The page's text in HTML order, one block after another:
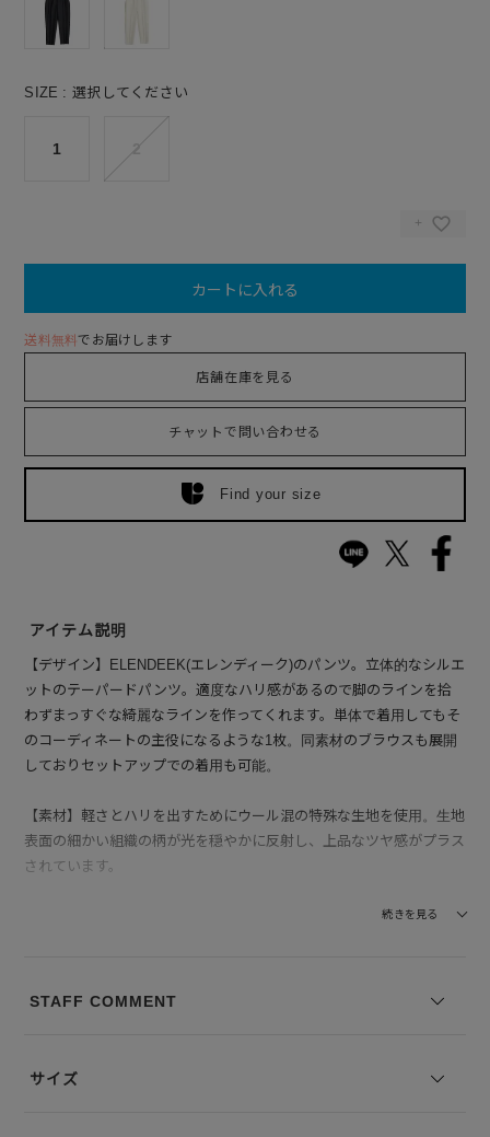
SIZE 選択してください
1
カートに入れる
送料無料でお届けします
店舗在庫を見る
チャットで問い合わせる
Find your size
アイテム説明
【デザイン】ELENDEEK(エレンディーク)のパンツ。立体的なシルエ
ットのテーパードパンツ。適度なハリ感があるので脚のラインを拾
わずまっすぐな綺麗なラインを作ってくれます。単体で着用してもそ
のコーディネートの主役になるような1枚。同素材のブラウスも展開
しておりセットアップでの着用も可能。
【素材】軽さとハリを出すためにウール混の特殊な生地を使用。生地
表面の細かい組織の柄が光を穏やかに反射し、上品なツヤ感がプラス
されています。
続きを見る
STAFF COMMENT
サイズ